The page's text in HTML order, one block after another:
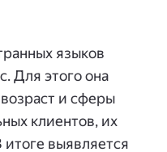
языков
Для этого она
и сферы
клиентов, их
выявляется